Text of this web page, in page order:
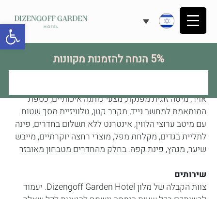
5% הנחה להזמנות מקוונות
חדרי המלון
במלון מספר סוגי חדרים וגדלים לבחירה, חדרי המלון
מעוצבים בצבעים מרעננים, רכים ונעימים השאובים מן
אויר, מיטה זוגית מפנקת, מצעי כותנה איכותיים, כספת
המותאמת למחשב נייד, מקרר קטן, טלוויזיית מסך שטוח
עם מיטב ערוצי הלווין, אינטרנט ללא תשלום בחדרים, פינה
לתליית בגדים, מקלחת מפל, מוצרי רחצה יוקרתיים, מייבש
שיער, מגהץ, פינת קפה. בחלק מהחדרים מטבחון מאובזר
שירותים
צוות הקבלה של מלון Dizengoff Garden Hotel. יעמוד